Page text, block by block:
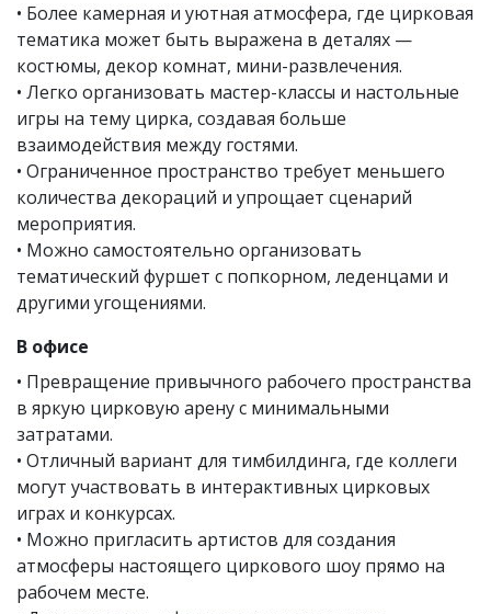
• Более камерная и уютная атмосфера, где цирковая
тематика может быть выражена в деталях —
костюмы, декор комнат, мини-развлечения.
• Легко организовать мастер-классы и настольные
игры на тему цирка, создавая больше
взаимодействия между гостями.
• Ограниченное пространство требует меньшего
количества декораций и упрощает сценарий
мероприятия.
• Можно самостоятельно организовать
тематический фуршет с попкорном, леденцами и
другими угощениями.
В офисе
• Превращение привычного рабочего пространства
в яркую цирковую арену с минимальными
затратами.
• Отличный вариант для тимбилдинга, где коллеги
могут участвовать в интерактивных цирковых
играх и конкурсах.
• Можно пригласить артистов для создания
атмосферы настоящего циркового шоу прямо на
рабочем месте.